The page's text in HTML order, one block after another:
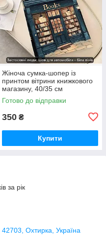
Жіноча сумка-шопер із
принтом вітрини книжкового
магазину, 40/35 см
Готово до відправки
350 ₴
Купити
за рік
42703, Охтирка, Україна